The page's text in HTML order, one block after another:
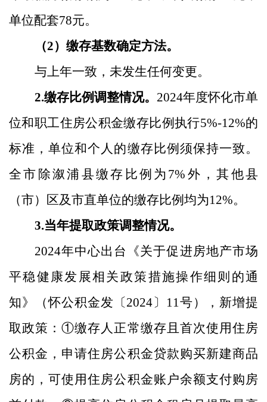
单位配套78元。
（2）缴存基数确定方法。
与上年一致，未发生任何变更。
2.缴存比例调整情况。 2024年度怀化市单
位和职工住房公积金缴存比例执行5%-12%的
标准 ，单位和个人的缴存比例须保持一致。
全市 除溆浦县缴存比例 为 7% 外，其他县
（市）区及市直单位的缴存比例均为12%。
3.当年提取政策调整情况。
2024年中心出台《关于促进房地产市场
平稳健康发展相关政策措施操作细则的通
知》（怀公积金发〔2024〕 11号），新增提
取政策：①缴存人正常缴存且首次使用住房
公积金，申请住房公积金贷款购买新建商品
房的，可使用住房公积金账户余额支付购房